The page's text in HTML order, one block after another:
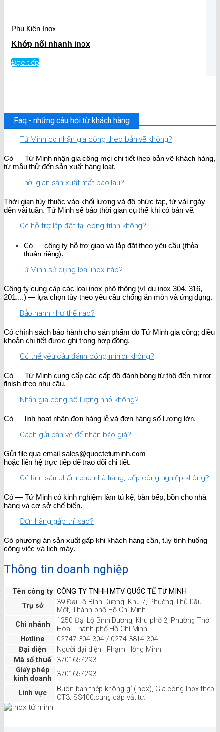
Phụ Kiện Inox
Khớp nối nhanh inox
Đọc tiếp
Faq - những câu hỏi từ khách hàng
Tứ Minh có nhận gia công theo bản vẽ không?
Có — Tứ Minh nhận gia công mọi chi tiết theo bản vẽ khách hàng,
từ mẫu thử đến sản xuất hàng loạt.
Thời gian sản xuất mất bao lâu?
Thời gian tùy thuộc vào khối lượng và độ phức tạp, từ vài ngày
đến vài tuần. Tứ Minh sẽ báo thời gian cụ thể khi có bản vẽ.
Có hỗ trợ lắp đặt tại công trình không?
Có — công ty hỗ trợ giao và lắp đặt theo yêu cầu (thỏa
thuận riêng).
Tứ Minh sử dụng loại inox nào?
Công ty cung cấp các loại inox phổ thông (ví dụ inox 304, 316,
201....) — lựa chọn tùy theo yêu cầu chống ăn mòn và ứng dụng.
Bảo hành như thế nào?
Có chính sách bảo hành cho sản phẩm do Tứ Minh gia công; điều
khoản chi tiết được ghi trong hợp đồng.
Có thể yêu cầu đánh bóng mirror không?
Có — Tứ Minh cung cấp các cấp độ đánh bóng từ thô đến mirror
finish theo nhu cầu.
Nhận gia công số lượng nhỏ không?
Có — linh hoạt nhận đơn hàng lẻ và đơn hàng số lượng lớn.
Cách gửi bản vẽ để nhận báo giá?
Gửi file qua email sales@quoctetuminh.com
hoặc liên hệ trực tiếp để trao đổi chi tiết.
Có làm sản phẩm cho nhà hàng, bếp công nghiệp không?
Có — Tứ Minh có kinh nghiệm làm tủ kệ, bàn bếp, bồn cho nhà
hàng và cơ sở chế biến.
Đơn hàng gấp thì sao?
Có phương án sản xuất gấp khi khách hàng cần, tùy tình huống
công việc và lịch máy.
Thông tin doanh nghiệp
Tên công ty CÔNG TY TNHH MTV QUỐC TẾ TỨ MINH
Trụ sở
39 Đại Lộ Bình Dương, Khu 7, Phường Thủ Dầu
Một, Thành phố Hồ Chí Minh
Chi nhánh
1250 Đại Lộ Bình Dương, Khu phố 2, Phường Thới
Hòa, Thành phố Hồ Chí Minh
Hotline
02747 304 304 / 0274 3814 304
Đại diện
Người đại diện : Phạm Hồng Minh
Mã số thuế
3701657293
Giấy phép
kinh doanh
3701657293
Linh vực
Buôn bán thép không gỉ (Inox), Gia công Inox-thép
CT3, SS400,cung cấp vật tư.